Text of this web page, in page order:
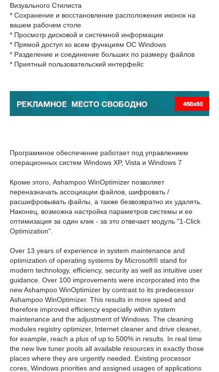
Визуального Стилиста
* Сохранение и восстановление расположения иконок на
вашем рабочем столе
* Просмотр дисковой и системной информации
* Прямой доступ ко всем функциям ОС Windows
* Разделение и соединение больших по размеру файлов
* Приятный пользовательский интерфейс
Программное обеспечение работает под управлением
операционных систем Windows XP, Vista и Windows 7
Кроме этого, Ashampoo WinOptimizer позволяет
переназначать ассоциации файлов, шифровать /
расшифровывать файлы, а также безвозвратно их удалять.
Наконец, возможна настройка параметров системы и ее
оптимизация за один клик - за это отвечает модуль "1-Click
Optimization".
Over 13 years of experience in system maintenance and
optimization of operating systems by Microsoft® stand for
modern technology, efficiency, security as well as intuitive user
guidance. Over 100 improvements were incorporated into the
new Ashampoo WinOptimizer by contrast to its predecessor
Ashampoo WinOptimizer. This results in more speed and
therefore improved efficiency especially within system
maintenance and the adjustment of Windows. The cleaning
modules registry optimizer, Internet cleaner and drive cleaner,
for example, reach a plus of up to 500% in results. In real time
the new live tuner pools all available resources in exactly those
places where they are urgently needed. Existing processor
cores, Windows priorities and assigned usages of applications